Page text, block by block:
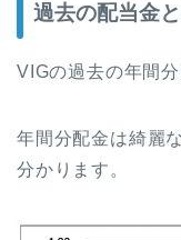
過去の配当金
VIGの過去の年間
年間分配金は綺麗
分かります。